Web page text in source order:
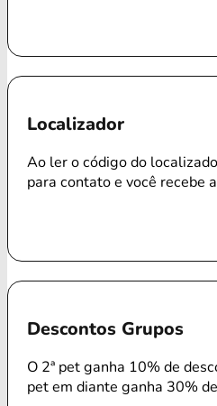
Localizador
Ao ler o código do
para contato e você recebe
Descontos Grupos
O 2ª pet ganha 10% de
pet em diante ganha 30%